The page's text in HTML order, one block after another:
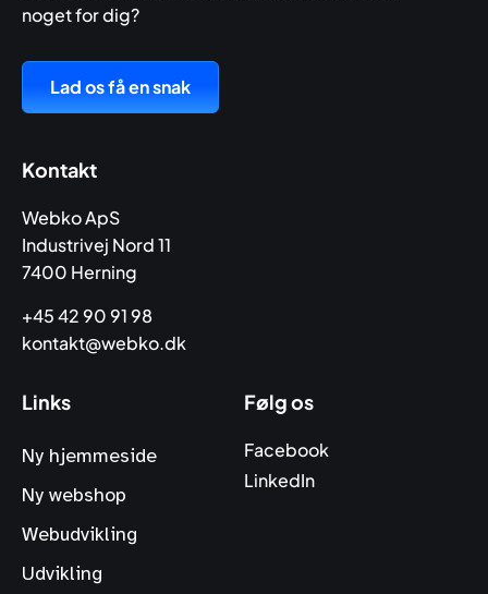
noget for dig?
Lad os få en snak
Kontakt
Webko ApS
Industrivej Nord 11
7400 Herning
+45 42 90 91 98
kontakt@webko.dk
Links
Ny hjemmeside
Ny webshop
Webudvikling
Udvikling
Følg os
Facebook
LinkedIn